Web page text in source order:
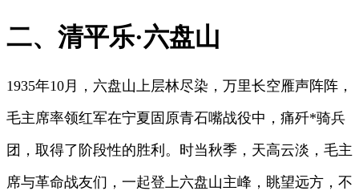
二、清平乐·六盘山
1935年10月，六盘山上层林尽染，万里长空雁声阵阵，
毛主席率领红军在宁夏固原青石嘴战役中，痛歼*骑兵
团，取得了阶段性的胜利。时当秋季，天高云淡，毛主
席与革命战友们，一起登上六盘山主峰，眺望远方，不